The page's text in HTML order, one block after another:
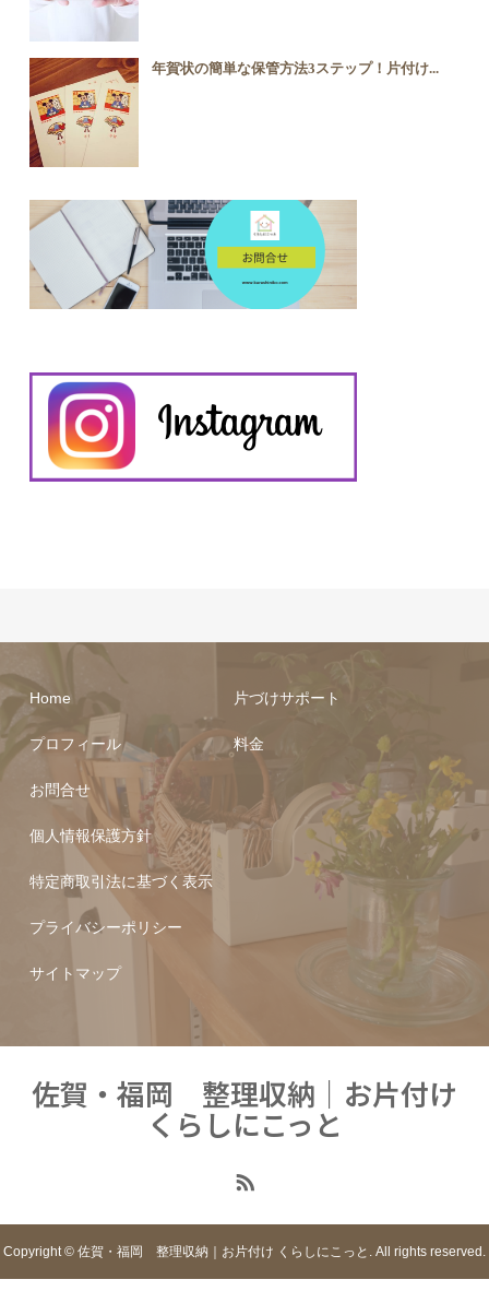
年賀状の簡単な保管方法3ステップ！片付け...
Home
プロフィール
お問合せ
片づけサポート
料金
個人情報保護方針
特定商取引法に基づく表示
プライバシーポリシー
サイトマップ
佐賀・福岡 整理収納｜お片付け
くらしにこっと
Copyright © 佐賀・福岡 整理収納｜お片付け くらしにこっと. All rights reserved.